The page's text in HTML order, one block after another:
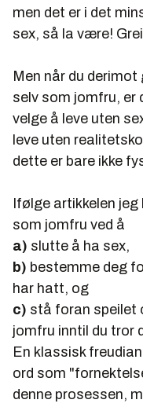
men det er i det
sex, så la være!
Men når du
selv som jomfru, er
velge å leve uten
leve uten
dette er bare ikke
Ifølge artikkelen
som jomfru ved å
a) slutte å ha sex,
b) bestemme deg
har hatt, og
c) stå foran speilet
jomfru inntil du tror
En klassisk
ord som
denne prosessen,